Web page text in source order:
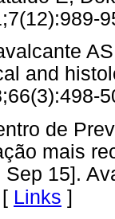
and
de
mais
Sep 15].
Links ]